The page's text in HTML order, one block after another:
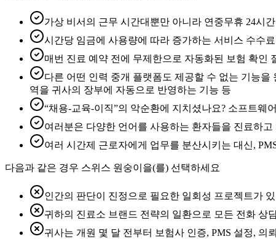
가상 비서의 근무 시간대뿐만 아니라 연중무휴 24시
시간당 임금에 사용량에 따라 증가하는 서비스 수수
매번 진료 예약 전에 무제한으로 자동화된 보험 확인
다른 어떤 인력 중개 플랫폼도 제공할 수 없는 기능
역을 귀사의 장부에 자동으로 반영하는 기능 등
“채용-교육-이직”의 악순환에 지치셨나요? 소프트웨
여러분은 다양한 언어를 사용하는 환자들을 진료하
여러 시간제 근로자에게 업무를 분산시키는 대신,
다음과 같은 경우 스위스 원숭이을(를) 선택하세요
인간의 판단이 진정으로 필요한 일회성 프로젝트가
귀하의 진료소 브랜드 전략의 일환으로 모든 전화 상
귀사는 개원 몇 달 전부터 보험사 인증, PMS 설정,